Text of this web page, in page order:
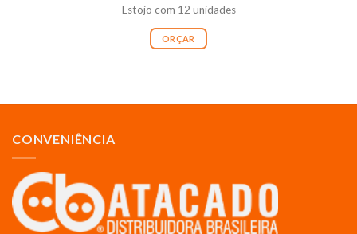
Estojo com 12 unidades
ORÇAR
CONVENIÊNCIA